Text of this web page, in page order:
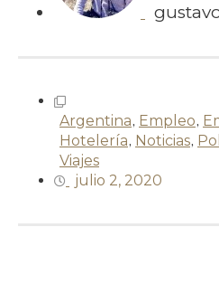
Argentina, Empleo,
Hotelería, Noticias,
Viajes
julio 2, 2020